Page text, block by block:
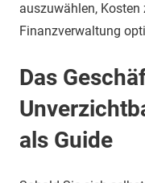
auszuwählen, Kosten
Finanzverwaltung
Das
als Guide